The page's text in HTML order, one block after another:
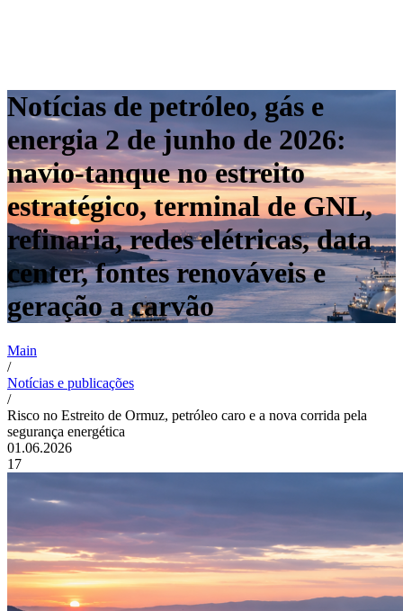
Notícias de petróleo, gás e
energia 2 de junho de 2026:
navio-tanque no estreito
estratégico, terminal de GNL,
refinaria, redes elétricas, data
center, fontes renováveis e
geração a carvão
Main
/
Notícias e publicações
/
Risco no Estreito de Ormuz, petróleo caro e a nova corrida pela
segurança energética
01.06.2026
17